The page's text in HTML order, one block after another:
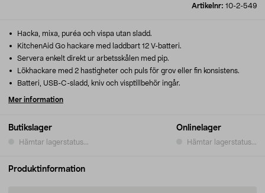
Artikelnr: 10-2-549
Butikslager
Hämtar lagerstatus...
Onlinelager
Hämtar lagerstatus...
Hacka, mixa, puréa och vispa utan sladd.
KitchenAid Go hackare med laddbart 12 V-batteri.
Servera enkelt direkt ur arbetsskålen med pip.
Lökhackare med 2 hastigheter och puls för grov eller fin konsistens.
Batteri, USB-C-sladd, kniv och visptillbehör ingår.
Mer information
Produktinformation